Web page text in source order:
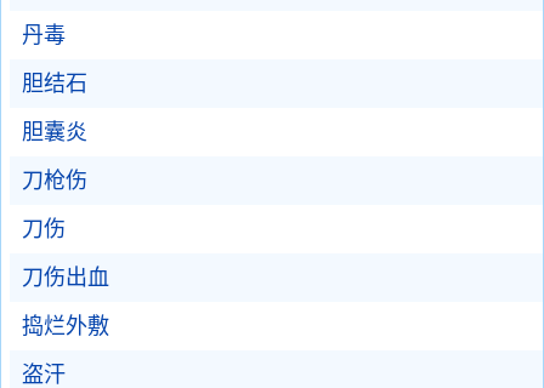
丹毒
胆结石
胆囊炎
刀枪伤
刀伤
刀伤出血
捣烂外敷
盗汗